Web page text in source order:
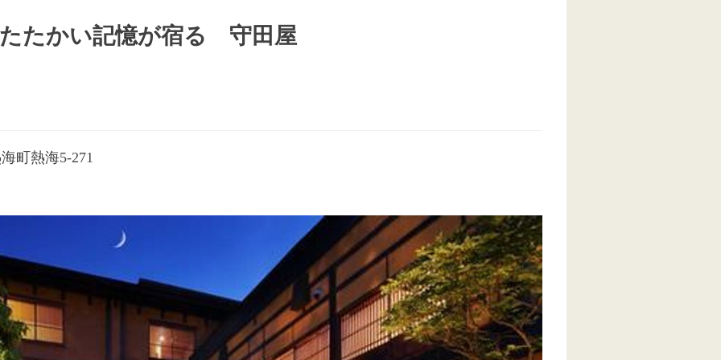
たかい記憶が宿る 守田屋
町熱海5-271